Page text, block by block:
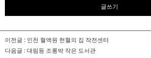
글쓰기
이전글 : 인천 혈액원 헌혈의 집 작전센터
다음글 : 대림동 조롱박 작은 도서관